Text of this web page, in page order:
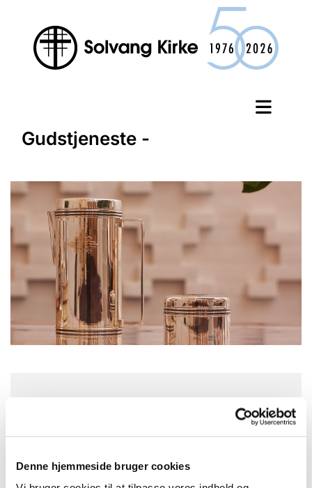
Denne hjemmeside bruger cookies
Gudstjeneste -
Søndag 10. januar 2027, kl. 10:30
København S